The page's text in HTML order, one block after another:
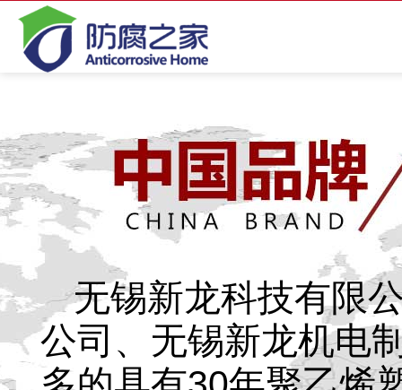
无锡新龙科技有限
公司、无锡新龙机电